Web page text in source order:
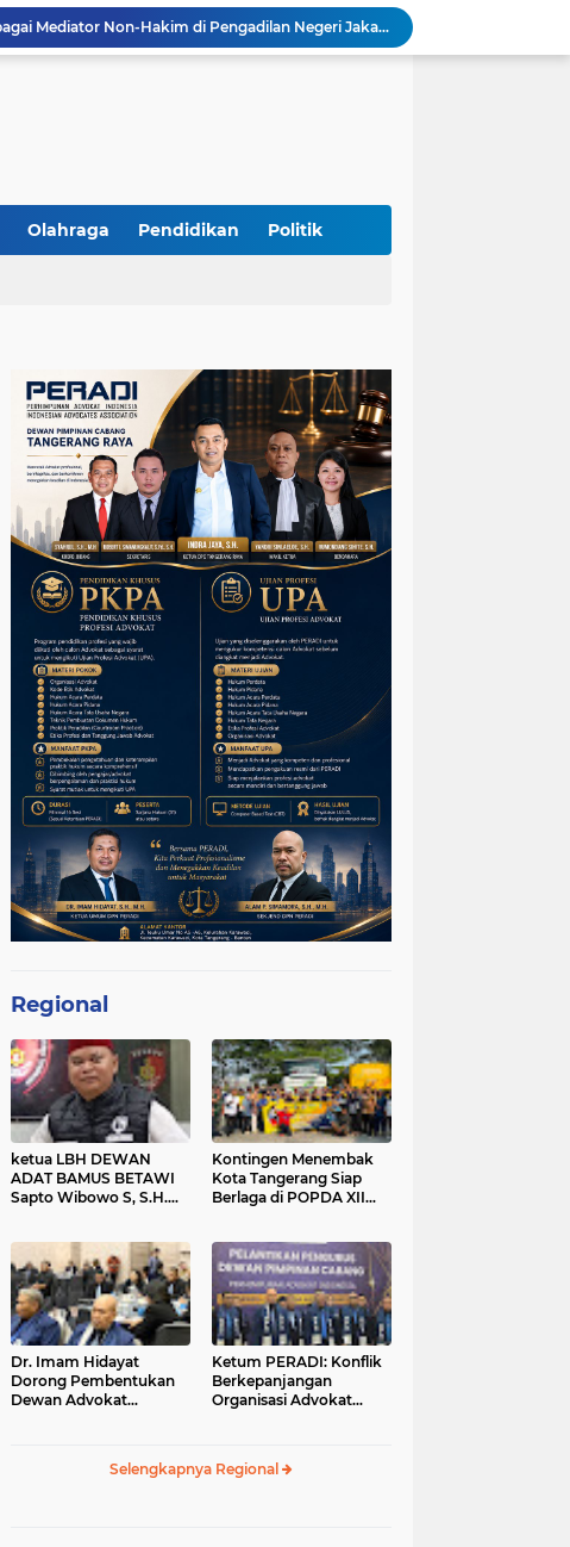
Resmi Terdaftar sebagai Mediator Non-Hakim di Pengadilan Negeri Jakarta Selatan, Yandri, S.H. Siap Mengedepankan Keadilan Melalui Jalur Perdamaian
Yandri SH Kawal APDESI di Gugatan PSN PIK 2, Tegaskan Komitmen pada Supremasi Hukum
ketua LBH DEWAN ADAT BAMUS BETAWI Sapto Wibowo S, S.H. Jalih Pitoeng Salah Alamat Mengenai Statement di Media
Olahraga Pendidikan Politik
Regional
ketua LBH DEWAN
ADAT BAMUS BETAWI
Sapto Wibowo S, S.H.
Statement di Media
Kontingen Menembak
Kota Tangerang Siap
Berlaga di POPDA XII
Dr. Imam Hidayat
Dorong Pembentukan
Dewan Advokat
Ketum PERADI: Konflik
Berkepanjangan
Organisasi Advokat
Selengkapnya Regional